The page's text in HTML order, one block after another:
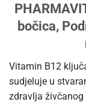
bočica,
Vitamin B12
sudjeluje u
zdravlja